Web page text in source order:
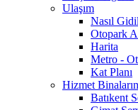
Ulaşım
Nasıl
Otopark
Harita
Metro -
Kat Planı
Hizmet
Batıkent